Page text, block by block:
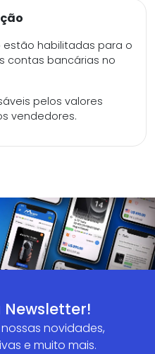
estão habilitadas para o
contas bancárias no
pelos valores
vendedores.
Newsletter!
novidades,
e muito mais.